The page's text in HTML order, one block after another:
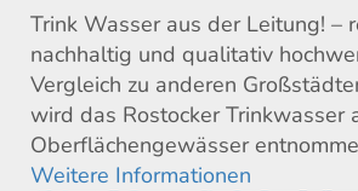
Trink Wasser aus der Leitung! –
nachhaltig und qualitativ
Vergleich zu anderen
wird das Rostocker Trinkwasser
Oberflächengewässer
Weitere Informationen